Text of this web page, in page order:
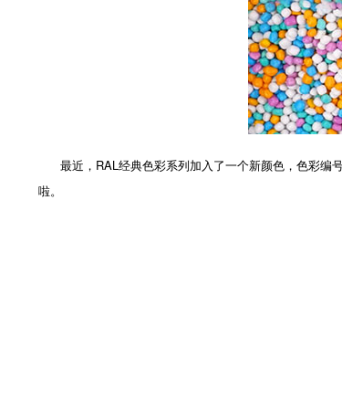
最近，RAL经典色彩系列加入了一个新颜色，色彩编
啦。